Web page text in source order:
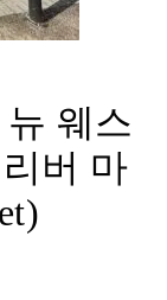
웨스
버 마